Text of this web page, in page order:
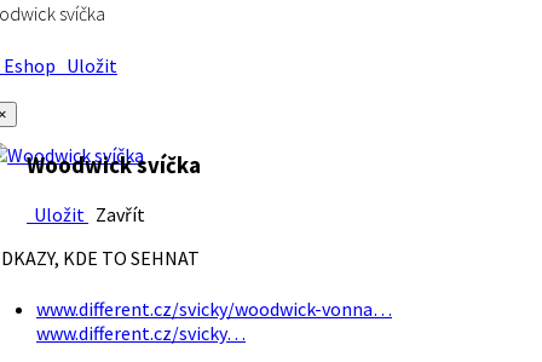
svíčka
Uložit
Woodwick svíčka
Uložit Zavřít
KDE TO SEHNAT
www.different.cz/svicky/woodwick-vonna…
www.different.cz/svicky…